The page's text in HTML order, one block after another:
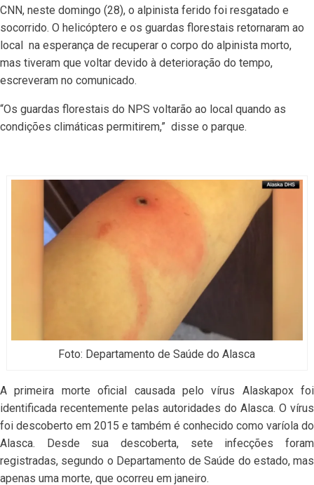
CNN, neste domingo (28), o alpinista ferido foi resgatado e
socorrido. O helicóptero e os guardas florestais retornaram ao
local na esperança de recuperar o corpo do alpinista morto,
mas tiveram que voltar devido à deterioração do tempo,
escreveram no comunicado.
“Os guardas florestais do NPS voltarão ao local quando as
condições climáticas permitirem,” disse o parque.
Foto: Departamento de Saúde do Alasca
A primeira morte oficial causada pelo vírus Alaskapox foi
identificada recentemente pelas autoridades do Alasca. O vírus
foi descoberto em 2015 e também é conhecido como varíola do
Alasca. Desde sua descoberta, sete infecções foram
registradas, segundo o Departamento de Saúde do estado, mas
apenas uma morte, que ocorreu em janeiro.